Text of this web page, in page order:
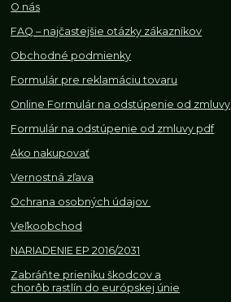
O nás
FAQ – najčastejšie otázky zákazníkov
Obchodné podmienky
Formulár pre reklamáciu tovaru
Online Formulár na odstúpenie od zmluvy
Formulár na odstúpenie od zmluvy pdf
Ako nakupovať
Vernostná zľava
Ochrana osobných údajov
Veľkoobchod
NARIADENIE EP 2016/2031
Zabráňte prieniku škodcov a
chorôb rastlín do európskej únie